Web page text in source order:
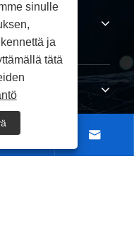
 
sinulle
ja
tätä